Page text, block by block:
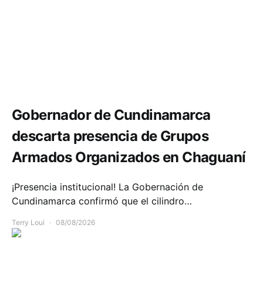
Gobernador de Cundinamarca
descarta presencia de Grupos
Armados Organizados en Chaguaní
¡Presencia institucional! La Gobernación de
Cundinamarca confirmó que el cilindro…
Terry Loui 08/08/2026